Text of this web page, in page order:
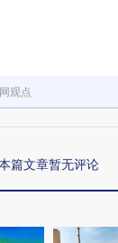
观点
篇文章暂无评论